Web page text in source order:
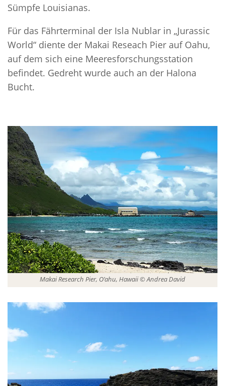
Sümpfe Louisianas.
Für das Fährterminal der Isla Nublar in „Jurassic
World“ diente der Makai Reseach Pier auf Oahu,
auf dem sich eine Meeresforschungsstation
befindet. Gedreht wurde auch an der Halona
Bucht.
Makai Research Pier, O’ahu, Hawaii © Andrea David